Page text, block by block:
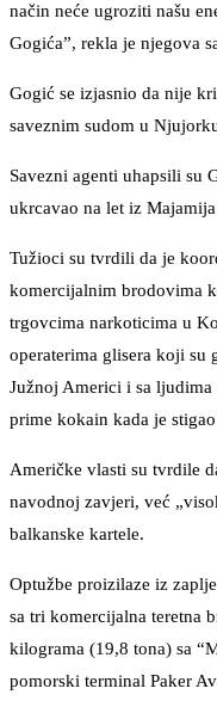
način neće ugroziti našu
Gogića”, rekla je njegova
Gogić se izjasnio da nije
saveznim sudom u
Savezni agenti uhapsili su
ukrcavao na let iz
Tužioci su tvrdili da je
komercijalnim brodovima
trgovcima narkoticima u
operaterima glisera koji su
Južnoj Americi i sa
prime kokain kada je
Američke vlasti su tvrdile
navodnoj zavjeri, već
balkanske kartele.
Optužbe proizilaze iz
sa tri komercijalna teretna
kilograma (19,8 tona) sa
pomorski terminal Paker